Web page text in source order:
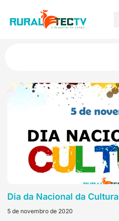
Dia da Nacional da Cultura
5 de novembro de 2020